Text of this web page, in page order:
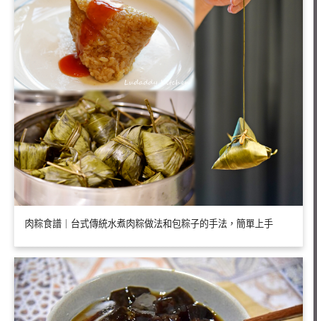
肉粽食譜｜台式傳統水煮肉粽做法和包粽子的手法，簡單上手